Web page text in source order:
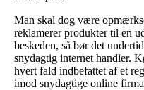
Man skal dog være
reklamerer produkter til en
beskeden, så bør det
snydagtig internet handler.
hvert fald indbefattet af et
imod snydagtige online